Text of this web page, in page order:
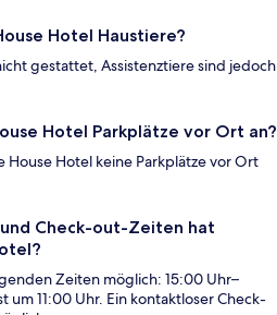
Hotel Haustiere?
gestattet, Assistenztiere sind jedoch
Hotel Parkplätze vor Ort an?
House Hotel keine Parkplätze vor Ort
Check-out-Zeiten hat
Zeiten möglich: 15:00 Uhr–
um 11:00 Uhr. Ein kontaktloser Check-